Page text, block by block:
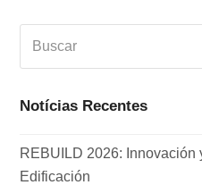
Notícias Recentes
REBUILD 2026: Innovación
Edificación